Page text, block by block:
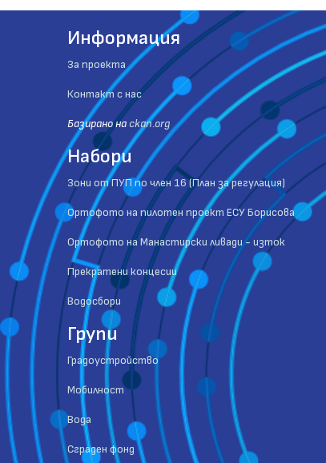
Информация
За проекта
Контакт с нас
Базиранo на ckan.org
Набори
Зони от ПУП по член 16 (План за регулация)
Ортофото на пилотен проект ЕСУ Борисова
Ортофото на Манастирски ливади - изток
Прекратени концесии
Водосбори
Групи
Градоустройство
Мобилност
Вода
Сграден фонд